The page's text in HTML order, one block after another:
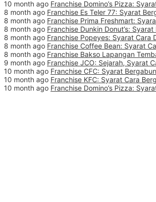
10 month ago Franchise Domino’s Pizza:
8 month ago Franchise Es Teler 77: Syarat
8 month ago Franchise Prima Freshmart:
8 month ago Franchise Dunkin Donut’s:
8 month ago Franchise Popeyes: Syarat Cara
8 month ago Franchise Coffee Bean: Syarat
8 month ago Franchise Bakso Lapangan
9 month ago Franchise JCO: Sejarah, Syarat
10 month ago Franchise CFC: Syarat
10 month ago Franchise KFC: Syarat Cara
10 month ago Franchise Domino’s Pizza: